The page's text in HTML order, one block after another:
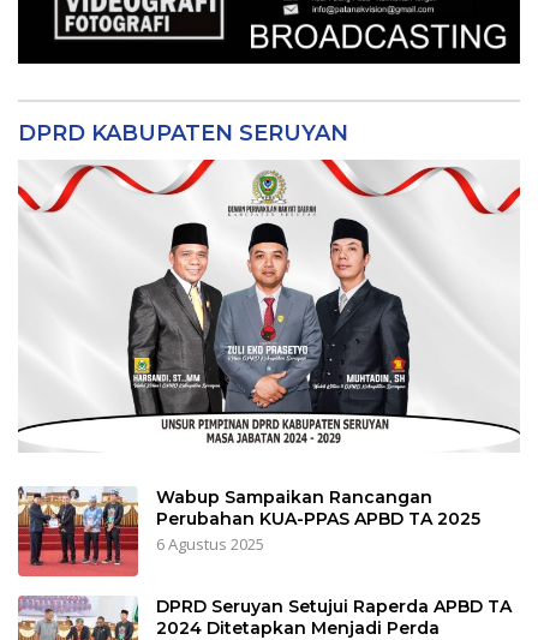
DPRD KABUPATEN SERUYAN
Wabup Sampaikan Rancangan
Perubahan KUA-PPAS APBD TA 2025
6 Agustus 2025
DPRD Seruyan Setujui Raperda APBD TA
2024 Ditetapkan Menjadi Perda